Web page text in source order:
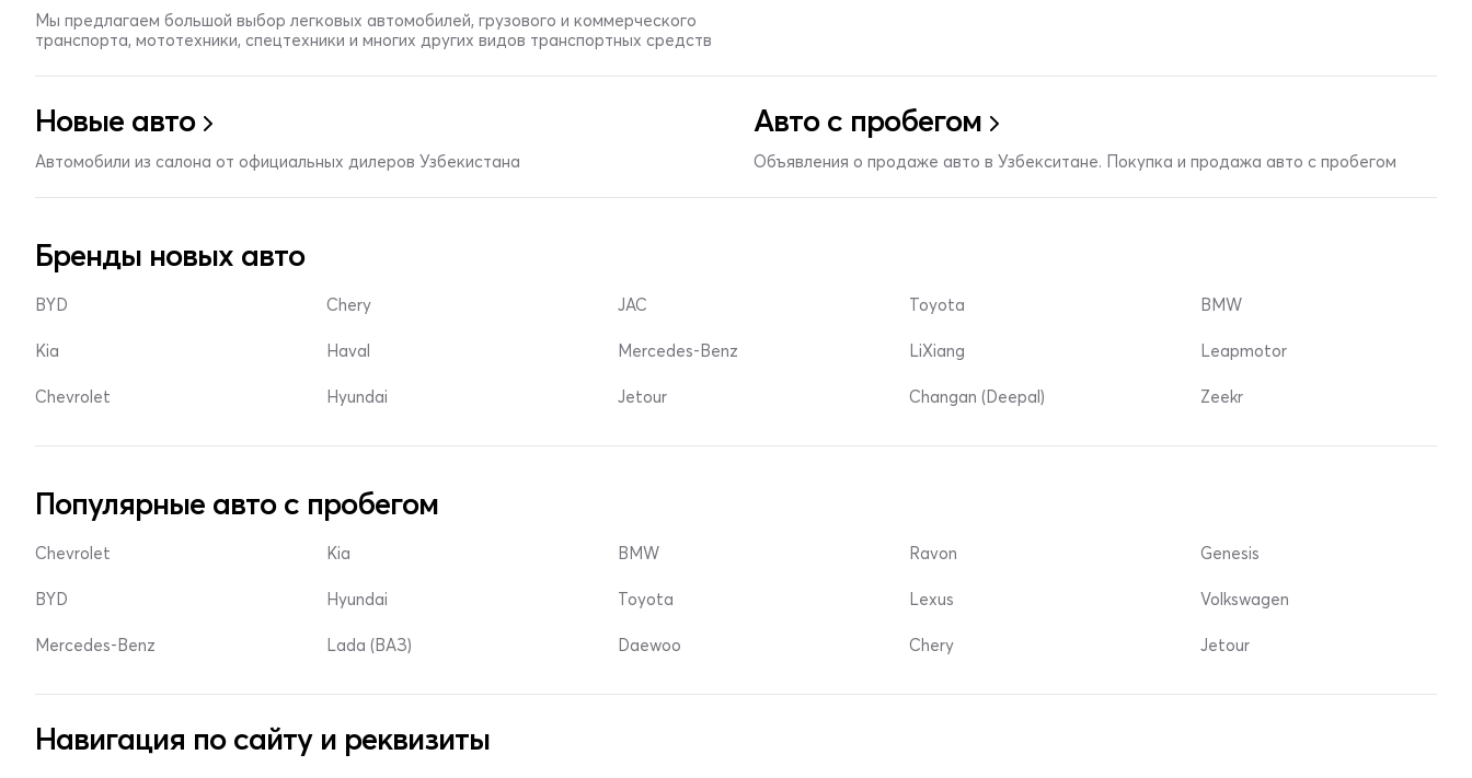
Мы предлагаем большой выбор легковых автомобилей, грузового и коммерческого
транспорта, мототехники, спецтехники и многих других видов транспортных средств
Новые авто
Автомобили из салона от официальных дилеров Узбекистана
Авто с пробегом
Объявления о продаже авто в Узбекситане. Покупка и продажа авто с пробегом
Бренды новых авто
BYD
Kia
Chevrolet
Chery
Haval
Hyundai
JAC
Mercedes-Benz
Jetour
Toyota
LiXiang
Changan (Deepal)
BMW
Leapmotor
Zeekr
Популярные авто с пробегом
Chevrolet
BYD
Mercedes-Benz
Kia
Hyundai
Lada (ВАЗ)
BMW
Toyota
Daewoo
Ravon
Lexus
Chery
Genesis
Volkswagen
Jetour
Навигация по сайту и реквизиты